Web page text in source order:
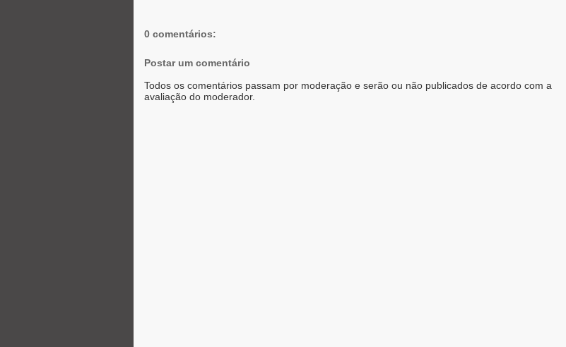
0 comentários:
Postar um comentário
Todos os comentários passam por moderação e serão ou não publicados de acordo com a
avaliação do moderador.